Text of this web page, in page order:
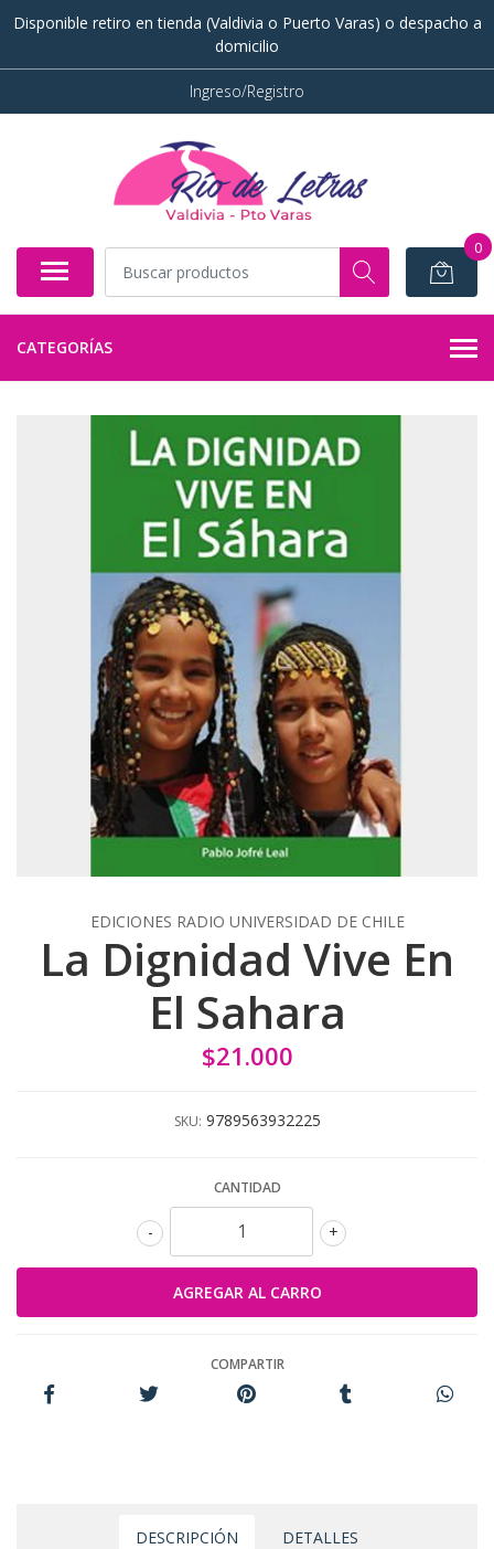
Disponible retiro en tienda (Valdivia o Puerto Varas) o despacho a
domicilio
Ingreso/Registro
0
CATEGORÍAS
EDICIONES RADIO UNIVERSIDAD DE CHILE
La Dignidad Vive En
El Sahara
$21.000
SKU: 9789563932225
CANTIDAD
+
-
COMPARTIR
DESCRIPCIÓN DETALLES